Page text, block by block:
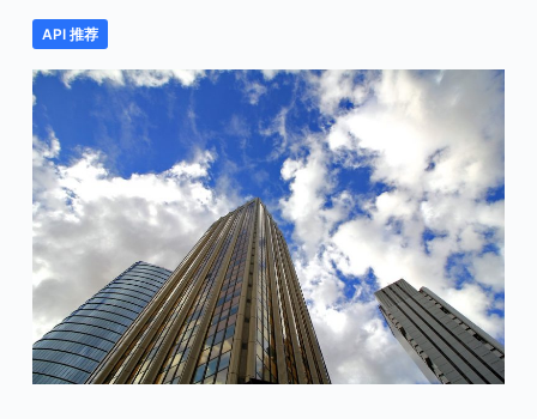
API 推荐